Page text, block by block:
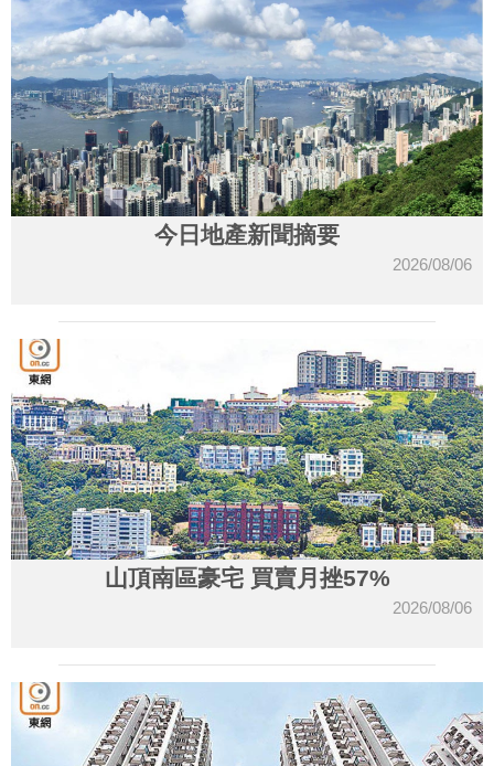
今日地產新聞摘要
2026/08/06
山頂南區豪宅 買賣月挫57%
2026/08/06